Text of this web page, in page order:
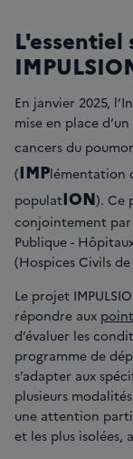
En janvier 2025,
mise en place
cancers du
(IMPlémentation
populatION). Ce
conjointement par
Publique -
(Hospices Civils
Le projet
répondre aux
d’évaluer les
programme de
s’adapter aux
plusieurs
une attention
et les plus isolées,